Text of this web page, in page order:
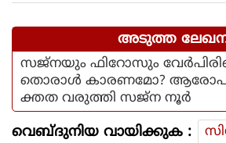
അടുത്ത
സജ്നയും ഫിറോസും
തൊരാൾ കാരണമോ?
ക്തത വരുത്തി സജ്ന നൂർ
വെബ്ദുനിയ വായിക്കുക :